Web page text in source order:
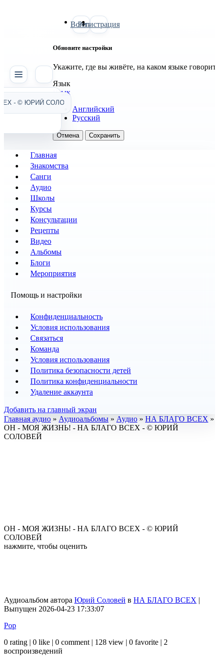
Войти
Регистрация
Обновите настройки
Укажите, где вы живёте, на каком языке
Язык
Язык
Английский
Русский
Отмена Сохранить
Главная
Знакомства
Санги
Аудио
Школы
Курсы
Консультации
Рецепты
Видео
Альбомы
Блоги
Мероприятия
Помощь и настройки
Конфиденциальность
Условия использования
Связаться
Команда
Условия использования
Политика безопасности детей
Политика конфиденциальности
Удаление аккаунта
Добавить на главный экран
Главная аудио » Аудиоальбомы » Аудио » НА БЛАГО ВСЕХ »
ОН - МОЯ ЖИЗНЬ! - НА БЛАГО ВСЕХ - © ЮРИЙ
СОЛОВЕЙ
ОН - МОЯ ЖИЗНЬ! - НА БЛАГО ВСЕХ - © ЮРИЙ
СОЛОВЕЙ
нажмите, чтобы оценить
Аудиоальбом автора Юрий Соловей в НА БЛАГО ВСЕХ |
Выпущен 2026-04-23 17:33:07
Pop
0 rating | 0 like | 0 comment | 128 view | 0 favorite | 2
воспроизведений